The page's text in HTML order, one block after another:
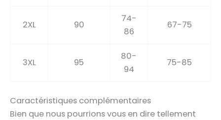
2XL 90
74-
86
67-75
3XL 95
80-
94
75-85
Caractéristiques complémentaires
Bien que nous pourrions vous en dire tellement